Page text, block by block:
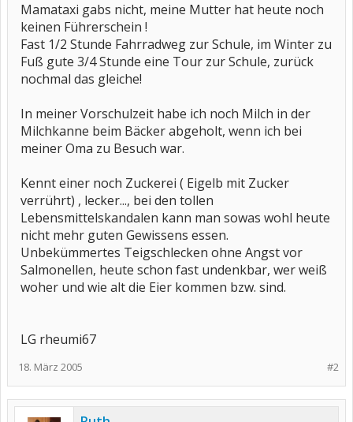
Mamataxi gabs nicht, meine Mutter hat heute noch
keinen Führerschein !
Fast 1/2 Stunde Fahrradweg zur Schule, im Winter zu
Fuß gute 3/4 Stunde eine Tour zur Schule, zurück
nochmal das gleiche!
In meiner Vorschulzeit habe ich noch Milch in der
Milchkanne beim Bäcker abgeholt, wenn ich bei
meiner Oma zu Besuch war.
Kennt einer noch Zuckerei ( Eigelb mit Zucker
verrührt) , lecker..., bei den tollen
Lebensmittelskandalen kann man sowas wohl heute
nicht mehr guten Gewissens essen.
Unbekümmertes Teigschlecken ohne Angst vor
Salmonellen, heute schon fast undenkbar, wer weiß
woher und wie alt die Eier kommen bzw. sind.
LG rheumi67
#2
18. März 2005